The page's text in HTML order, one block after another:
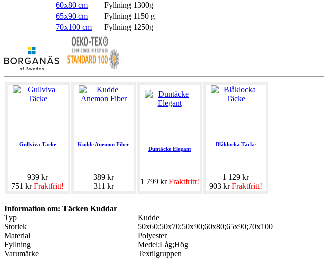
60x80 cm
Fyllning 1300g
65x90 cm
Fyllning 1150 g
70x100 cm
Fyllning 1250g
Gullviva Täcke
939 kr
751 krFraktfritt!
Kudde Anemon Fiber
389 kr
311 kr
Duntäcke Elegant
1 799 krFraktfritt!
Blåklocka Täcke
1 129 kr
903 krFraktfritt!
Information om: Täcken Kuddar
Typ
Kudde
Storlek
50x60;50x70;50x90;60x80;65x90;70x100
Material
Polyester
Fyllning
Medel;Låg;Hög
Varumärke
Textilgruppen